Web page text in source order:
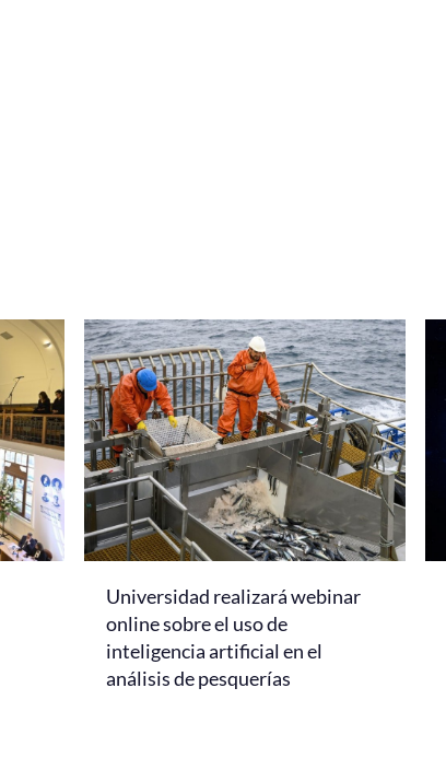
Universidad realizará webinar
online sobre el uso de
inteligencia artificial en el
análisis de pesquerías